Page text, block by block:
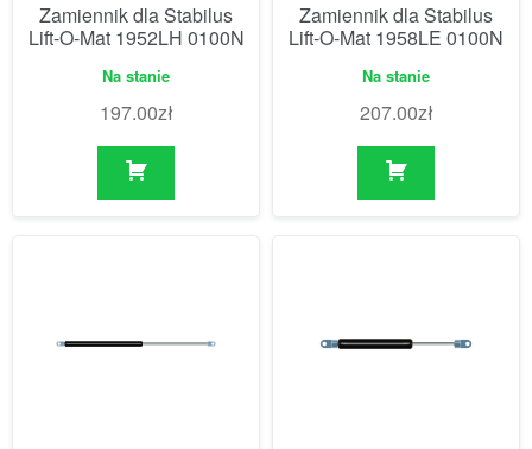
Zamiennik dla Stabilus
Lift-O-Mat 1952LH 0100N
Na stanie
197.00zł
Zamiennik dla Stabilus
Lift-O-Mat 1958LE 0100N
Na stanie
207.00zł